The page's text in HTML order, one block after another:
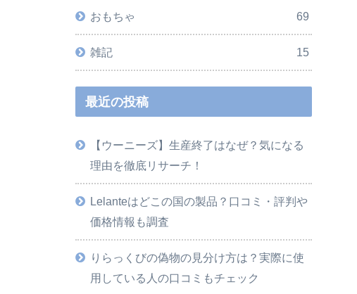
おもちゃ 69
雑記 15
最近の投稿
【ウーニーズ】生産終了はなぜ？気になる
理由を徹底リサーチ！
Lelanteはどこの国の製品？口コミ・評判や
価格情報も調査
りらっくびの偽物の見分け方は？実際に使
用している人の口コミもチェック